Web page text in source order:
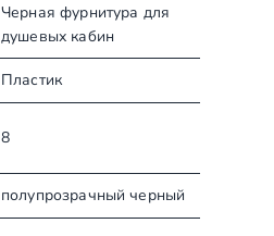
Черная фурнитура для
душевых кабин
Пластик
8
полупрозрачный черный